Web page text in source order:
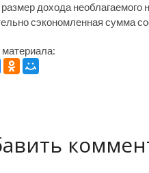
размер дохода
сэкономленная сумма
материала: